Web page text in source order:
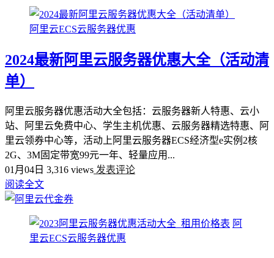
阿里云ECS云服务器优惠
2024最新阿里云服务器优惠大全（活动清
单）
阿里云服务器优惠活动大全包括：云服务器新人特惠、云小
站、阿里云免费中心、学生主机优惠、云服务器精选特惠、阿
里云领券中心等，活动上阿里云服务器ECS经济型e实例2核
2G、3M固定带宽99元一年、轻量应用...
01月04日 3,316 views 发表评论
阅读全文
阿
里云ECS云服务器优惠